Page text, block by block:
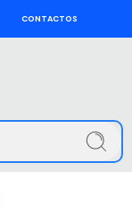
CONTACTOS